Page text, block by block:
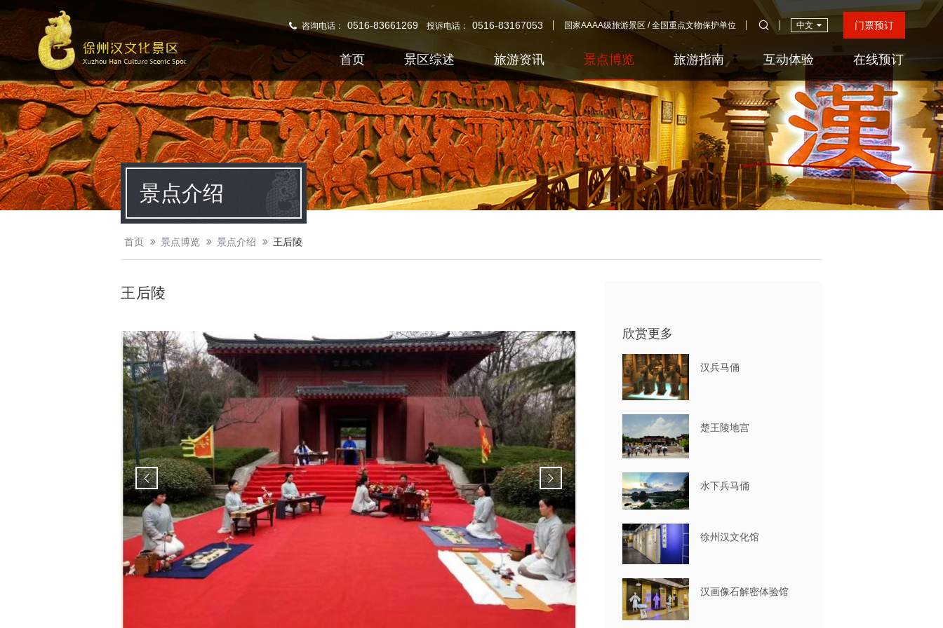
咨询电话： 0516-83661269 投诉电话： 0516-83167053 国家AAAA级旅游景区 / 全国重点文物保护单位 中文 门票预订
首页 景区综述 旅游资讯 景点博览 旅游指南 互动体验 在线预订
景点介绍
首页 景点博览 景点介绍 王后陵
王后陵
欣赏更多
汉兵马俑
楚王陵地宫
水下兵马俑
徐州汉文化馆
汉画像石解密体验馆